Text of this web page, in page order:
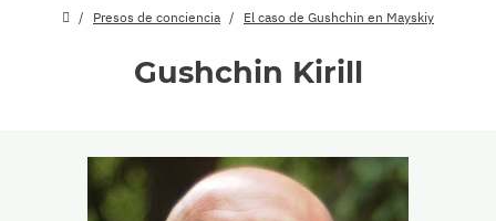
Presos de conciencia El caso de Gushchin en Mayskiy
Gushchin Kirill